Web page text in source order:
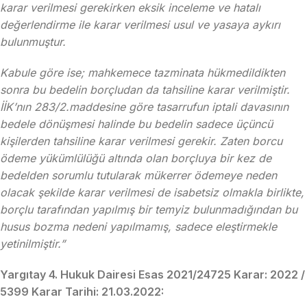
karar verilmesi gerekirken eksik inceleme ve hatalı
değerlendirme ile karar verilmesi usul ve yasaya aykırı
bulunmuştur.
Kabule göre ise; mahkemece tazminata hükmedildikten
sonra bu bedelin borçludan da tahsiline karar verilmiştir.
İİK’nın 283/2.maddesine göre tasarrufun iptali davasının
bedele dönüşmesi halinde bu bedelin sadece üçüncü
kişilerden tahsiline karar verilmesi gerekir. Zaten borcu
ödeme yükümlülüğü altında olan borçluya bir kez de
bedelden sorumlu tutularak mükerrer ödemeye neden
olacak şekilde karar verilmesi de isabetsiz olmakla birlikte,
borçlu tarafından yapılmış bir temyiz bulunmadığından bu
husus bozma nedeni yapılmamış, sadece eleştirmekle
yetinilmiştir.”
Yargıtay 4. Hukuk Dairesi Esas 2021/24725 Karar: 2022 /
5399 Karar Tarihi: 21.03.2022: